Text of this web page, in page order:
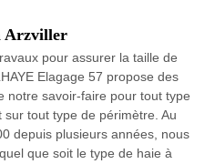
Arzviller
pour assurer la taille de
Elagage 57 propose des
notre savoir-faire pour tout type
tout type de périmètre. Au
depuis plusieurs années, nous
que soit le type de haie à